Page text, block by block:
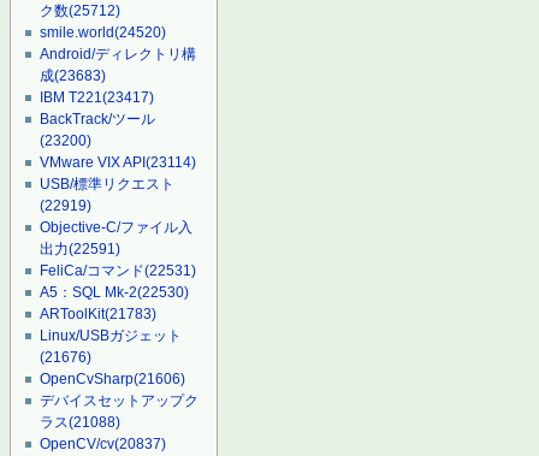
ク数(25712)
smile.world(24520)
Android/ディレクトリ構
成(23683)
IBM T221(23417)
BackTrack/ツール
(23200)
VMware VIX API(23114)
USB/標準リクエスト
(22919)
Objective-C/ファイル入
出力(22591)
FeliCa/コマンド(22531)
A5：SQL Mk-2(22530)
ARToolKit(21783)
Linux/USBガジェット
(21676)
OpenCvSharp(21606)
デバイスセットアップク
ラス(21088)
OpenCV/cv(20837)